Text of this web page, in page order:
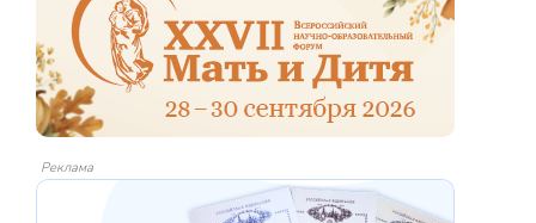
Реклама